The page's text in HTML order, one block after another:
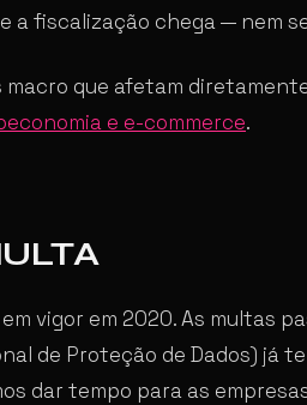
a fiscalização chega — nem
que afetam
e e-commerce.
vigor em 2020. As multas
de Proteção de Dados) já
dar tempo para as